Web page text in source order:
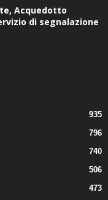
Acquedotto
di segnalazione
935
796
740
506
473